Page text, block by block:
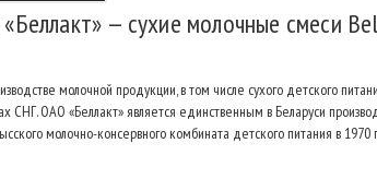
— сухие молочные смеси
молочной продукции, в том числе сухого детского
СНГ. ОАО «Беллакт» является единственным в Беларуси
молочно-консервного комбината детского питания в 1970